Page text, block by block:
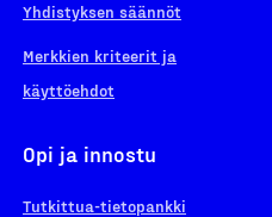
Yhdistyksen säännöt
Merkkien kriteerit ja
käyttöehdot
Opi ja innostu
Tutkittua-tietopankki